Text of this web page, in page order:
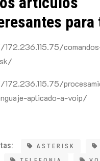
para
aplicado-a-voip/
ASTERISK